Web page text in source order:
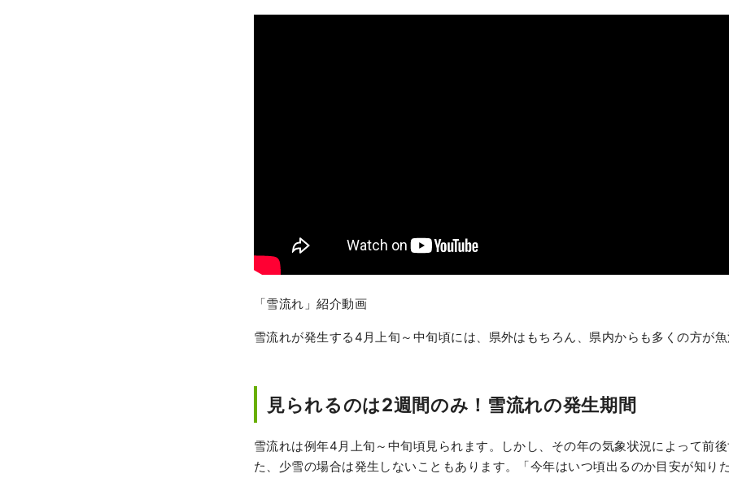
「雪流れ」紹介動画
雪流れが発生する4月上旬～中旬頃には、県外はもちろん、県内からも多くの方が魚
見られるのは2週間のみ！雪流れの発生期間
雪流れは例年4月上旬～中旬頃見られます。しかし、その年の気象状況によって前
た、少雪の場合は発生しないこともあります。「今年はいつ頃出るのか目安が知り